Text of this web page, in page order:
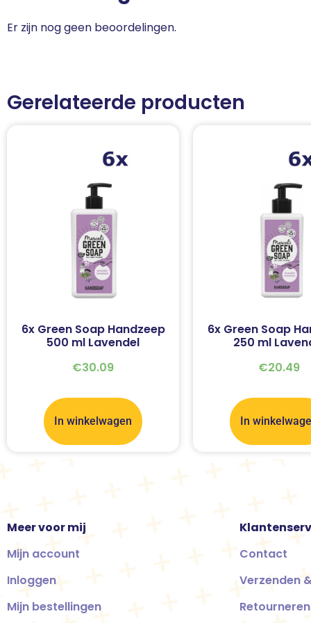
Er zijn nog geen beoordelingen.
Gerelateerde producten
6x Green Soap Handzeep
500 ml Lavendel
€30.09
In winkelwagen
6x Green Soap
250 ml
€20.49
In
Meer voor mij
Mijn account
Inloggen
Mijn bestellingen
Contact
Verzenden
Retourneren